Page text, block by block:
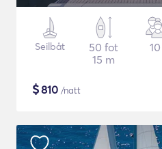
Seilbåt
50 fot
15 m
10
$810 /natt